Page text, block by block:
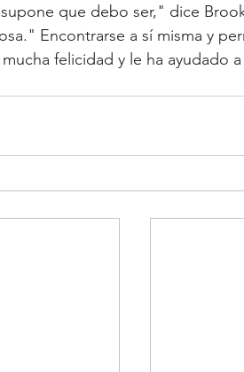
que debo ser," dice
Encontrarse a sí misma y
felicidad y le ha ayudado